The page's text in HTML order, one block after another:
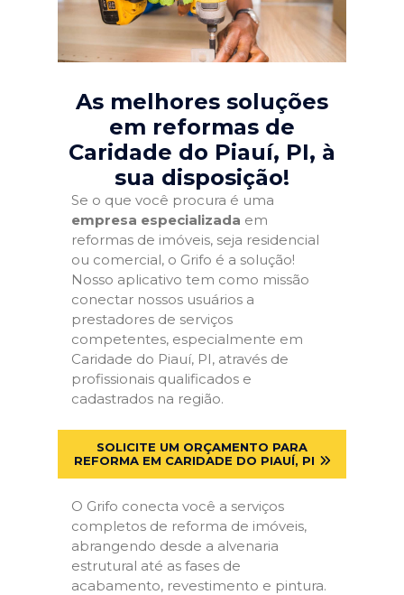
As melhores soluções
em reformas de
Caridade do Piauí, PI, à
sua disposição!
Se o que você procura é uma
empresa especializada em
reformas de imóveis, seja residencial
ou comercial, o Grifo é a solução!
Nosso aplicativo tem como missão
conectar nossos usuários a
prestadores de serviços
competentes, especialmente em
Caridade do Piauí, PI, através de
profissionais qualificados e
cadastrados na região.
SOLICITE UM ORÇAMENTO PARA
REFORMA EM CARIDADE DO PIAUÍ, PI
O Grifo conecta você a serviços
completos de reforma de imóveis,
abrangendo desde a alvenaria
estrutural até as fases de
acabamento, revestimento e pintura.